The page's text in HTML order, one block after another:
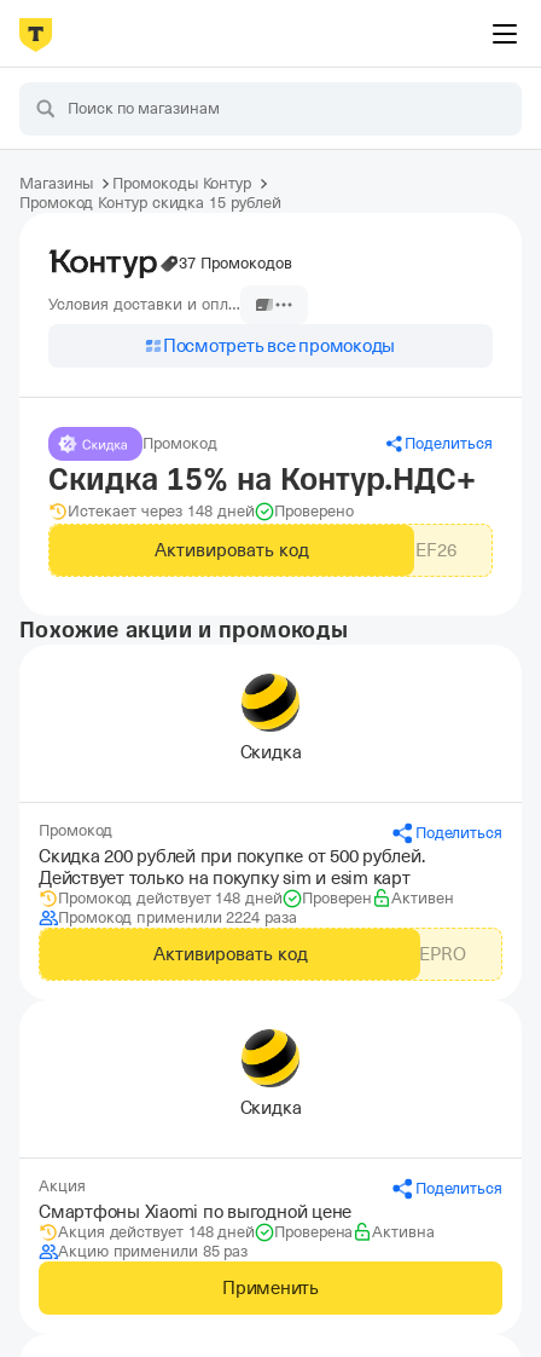
Магазины
Промокоды Контур
Промокод Контур скидка 15 рублей
37 Промокодов
Условия доставки и оплаты
Посмотреть все промокоды
Промокод Поделиться
Скидка 15% на Контур.НДС+
Истекает через 148 дней Проверено
Активировать код KEYNDSREF26
Похожие акции и промокоды
Скидка
Промокод Поделиться
Скидка 200 рублей при покупке от 500 рублей.
Действует только на покупку sim и esim карт
Промокод действует 148 дней Проверен
Активен
Промокод применили 2224 раза
Активировать код BEELINEPRO
Скидка
Акция Поделиться
Смартфоны Xiaomi по выгодной цене
Акция действует 148 дней Проверена
Активна
Акцию применили 85 раз
Применить